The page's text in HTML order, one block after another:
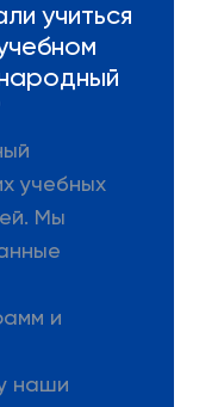
учиться
учебных
Мы
и
наши